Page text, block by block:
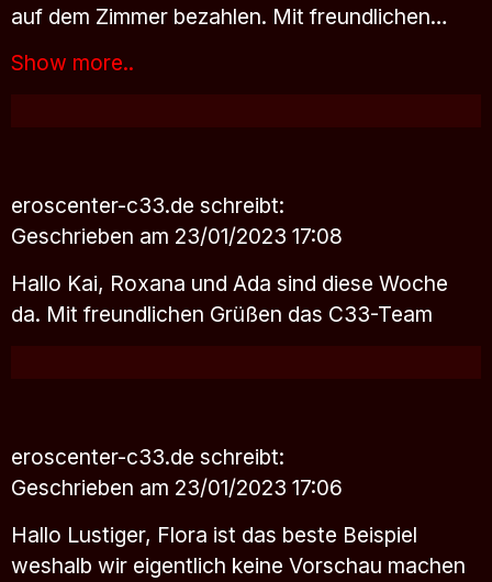
auf dem Zimmer bezahlen. Mit freundlichen…
Show more..
eroscenter-c33.de schreibt:
Geschrieben am 23/01/2023 17:08
Hallo Kai, Roxana und Ada sind diese Woche
da. Mit freundlichen Grüßen das C33-Team
eroscenter-c33.de schreibt:
Geschrieben am 23/01/2023 17:06
Hallo Lustiger, Flora ist das beste Beispiel
weshalb wir eigentlich keine Vorschau machen